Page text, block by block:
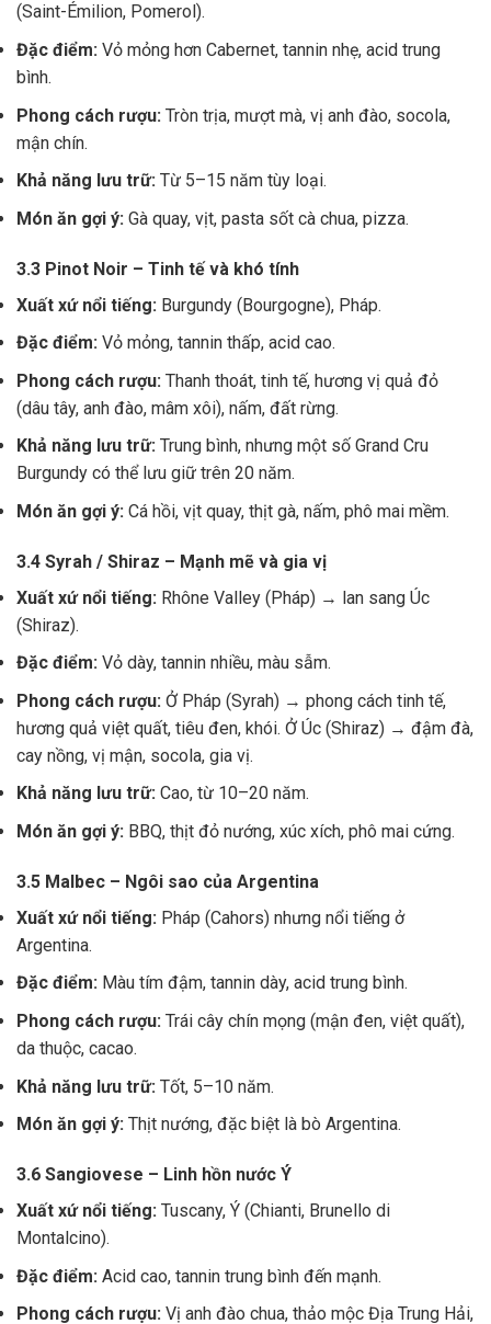
(Saint-Émilion, Pomerol).
Đặc điểm: Vỏ mỏng hơn Cabernet, tannin nhẹ, acid trung
bình.
Phong cách rượu: Tròn trịa, mượt mà, vị anh đào, socola,
mận chín.
Khả năng lưu trữ: Từ 5–15 năm tùy loại.
Món ăn gợi ý: Gà quay, vịt, pasta sốt cà chua, pizza.
3.3 Pinot Noir – Tinh tế và khó tính
Xuất xứ nổi tiếng: Burgundy (Bourgogne), Pháp.
Đặc điểm: Vỏ mỏng, tannin thấp, acid cao.
Phong cách rượu: Thanh thoát, tinh tế, hương vị quả đỏ
(dâu tây, anh đào, mâm xôi), nấm, đất rừng.
Khả năng lưu trữ: Trung bình, nhưng một số Grand Cru
Burgundy có thể lưu giữ trên 20 năm.
Món ăn gợi ý: Cá hồi, vịt quay, thịt gà, nấm, phô mai mềm.
3.4 Syrah / Shiraz – Mạnh mẽ và gia vị
Xuất xứ nổi tiếng: Rhône Valley (Pháp) → lan sang Úc
(Shiraz).
Đặc điểm: Vỏ dày, tannin nhiều, màu sẫm.
Phong cách rượu: Ở Pháp (Syrah) → phong cách tinh tế,
hương quả việt quất, tiêu đen, khói. Ở Úc (Shiraz) → đậm đà,
cay nồng, vị mận, socola, gia vị.
Khả năng lưu trữ: Cao, từ 10–20 năm.
Món ăn gợi ý: BBQ, thịt đỏ nướng, xúc xích, phô mai cứng.
3.5 Malbec – Ngôi sao của Argentina
Xuất xứ nổi tiếng: Pháp (Cahors) nhưng nổi tiếng ở
Argentina.
Đặc điểm: Màu tím đậm, tannin dày, acid trung bình.
Phong cách rượu: Trái cây chín mọng (mận đen, việt quất),
da thuộc, cacao.
Khả năng lưu trữ: Tốt, 5–10 năm.
Món ăn gợi ý: Thịt nướng, đặc biệt là bò Argentina.
3.6 Sangiovese – Linh hồn nước Ý
Xuất xứ nổi tiếng: Tuscany, Ý (Chianti, Brunello di
Montalcino).
Đặc điểm: Acid cao, tannin trung bình đến mạnh.
Phong cách rượu: Vị anh đào chua, thảo mộc Địa Trung Hải,